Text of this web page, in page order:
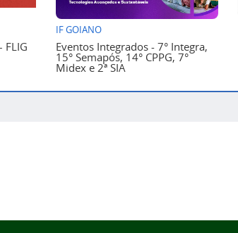
FLIG
IF GOIANO
Eventos Integrados - 7° Integra,
15° Semapós, 14° CPPG, 7°
Midex e 2ª SIA